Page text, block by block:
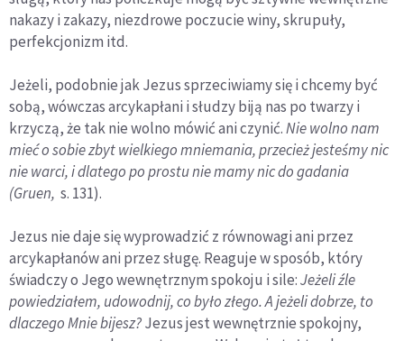
nakazy i zakazy, niezdrowe poczucie winy, skrupuły,
perfekcjonizm itd.
Jeżeli, podobnie jak Jezus sprzeciwiamy się i chcemy być
sobą, wówczas arcykapłani i słudzy biją nas po twarzy i
krzyczą, że tak nie wolno mówić ani czynić.Nie wolno nam
mieć o sobie zbyt wielkiego mniemania, przecież jesteśmy nic
nie warci, i dlatego po prostu nie mamy nic do gadania
(Gruen, s. 131).
Jezus nie daje się wyprowadzić z równowagi ani przez
arcykapłanów ani przez sługę. Reaguje w sposób, który
świadczy o Jego wewnętrznym spokoju i sile:Jeżeli źle
powiedziałem, udowodnij, co było złego. A jeżeli dobrze, to
dlaczego Mnie bijesz?Jezus jest wewnętrznie spokojny,